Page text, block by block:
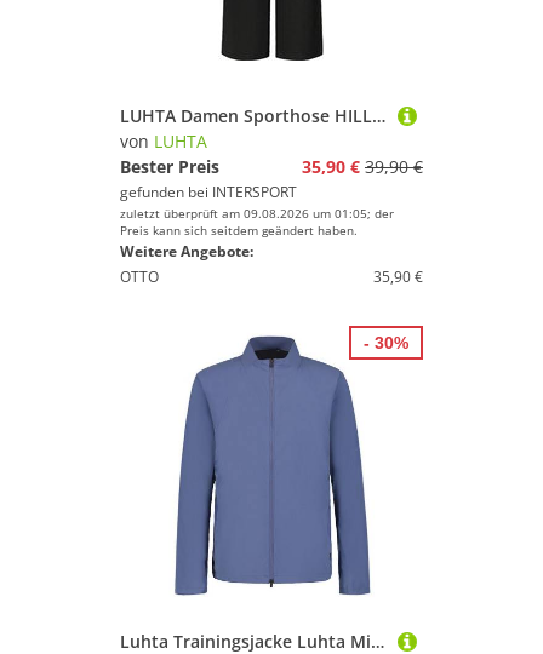
LUHTA Damen Sporthose HILLEIS
von LUHTA
Bester Preis
35,90 € 39,90 €
gefunden bei INTERSPORT
zuletzt überprüft am 09.08.2026 um 01:05; der
Preis kann sich seitdem geändert haben.
Weitere Angebote:
OTTO
35,90 €
Luhta Trainingsjacke Luhta Midlayer Iisala
- 30%